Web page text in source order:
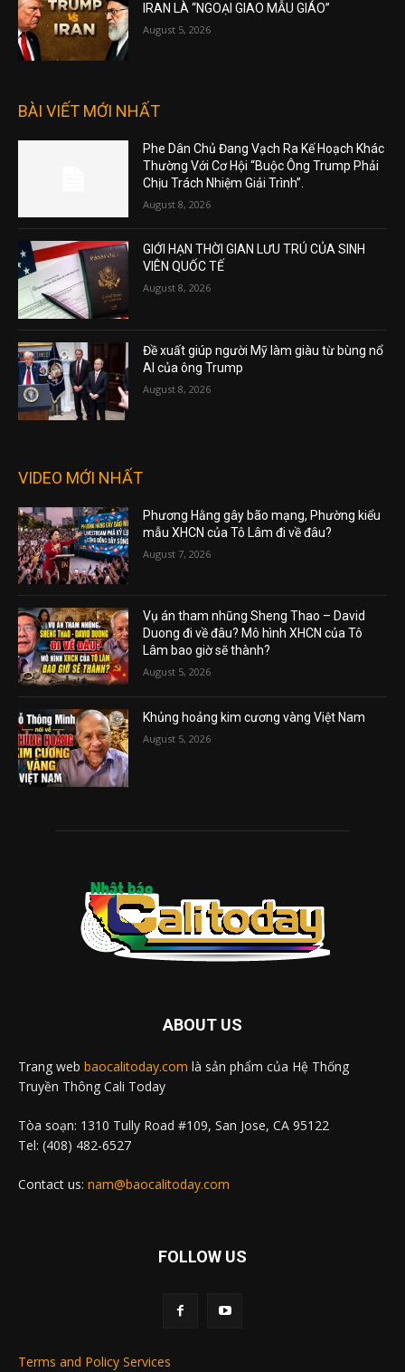
IRAN LÀ “NGOẠI GIAO MẪU GIÁO”
August 5, 2026
BÀI VIẾT MỚI NHẤT
Phe Dân Chủ Đang Vạch Ra Kế Hoạch Khác
Thường Với Cơ Hội “Buộc Ông Trump Phải
Chịu Trách Nhiệm Giải Trình”.
August 8, 2026
GIỚI HẠN THỜI GIAN LƯU TRÚ CỦA SINH
VIÊN QUỐC TẾ
August 8, 2026
Đề xuất giúp người Mỹ làm giàu từ bùng nổ
AI của ông Trump
August 8, 2026
VIDEO MỚI NHẤT
Phương Hằng gây bão mạng, Phường kiểu
mẫu XHCN của Tô Lâm đi về đâu?
August 7, 2026
Vụ án tham nhũng Sheng Thao – David
Duong đi về đâu? Mô hình XHCN của Tô
Lâm bao giờ sẽ thành?
August 5, 2026
Khủng hoảng kim cương vàng Việt Nam
August 5, 2026
ABOUT US
Trang web baocalitoday.com là sản phẩm của Hệ Thống
Truyền Thông Cali Today
Tòa soạn: 1310 Tully Road #109, San Jose, CA 95122
Tel: (408) 482-6527
Contact us: nam@baocalitoday.com
FOLLOW US
Terms and Policy Services